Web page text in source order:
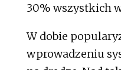
30% wszystkich
W dobie
wprowadzeniu